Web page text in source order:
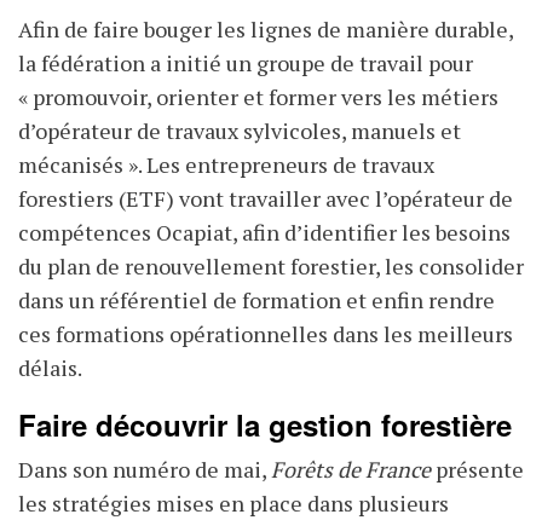
Afin de faire bouger les lignes de manière durable,
la fédération a initié un groupe de travail pour
« promouvoir, orienter et former vers les métiers
d’opérateur de travaux sylvicoles, manuels et
mécanisés ». Les entrepreneurs de travaux
forestiers (ETF) vont travailler avec l’opérateur de
compétences Ocapiat, afin d’identifier les besoins
du plan de renouvellement forestier, les consolider
dans un référentiel de formation et enfin rendre
ces formations opérationnelles dans les meilleurs
délais.
Faire découvrir la gestion forestière
Dans son numéro de mai,Forêts de Franceprésente
les stratégies mises en place dans plusieurs